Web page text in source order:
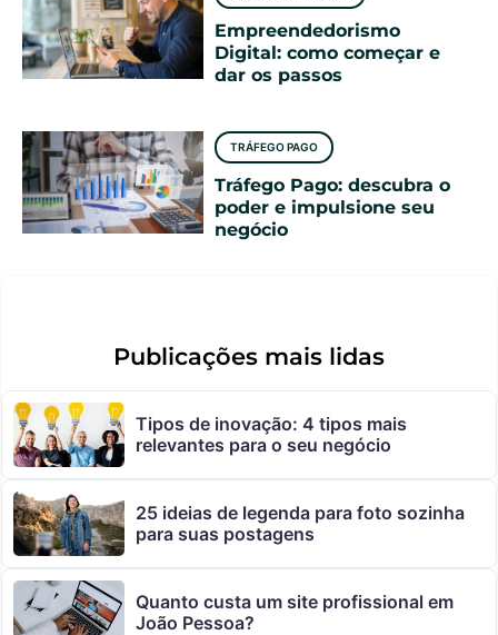
Empreendedorismo
Digital: como começar e
dar os passos
TRÁFEGO PAGO
Tráfego Pago: descubra o
poder e impulsione seu
negócio
Publicações mais lidas
Tipos de inovação: 4 tipos mais
relevantes para o seu negócio
25 ideias de legenda para foto sozinha
para suas postagens
Quanto custa um site profissional em
João Pessoa?